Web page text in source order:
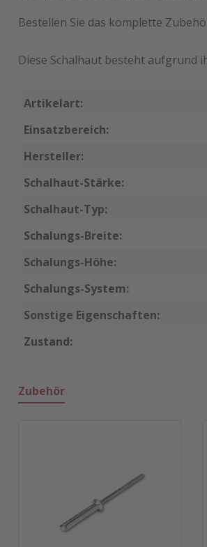
Bestellen Sie das komplette
Diese Schalhaut besteht aufgrund
Artikelart:
Einsatzbereich:
Hersteller:
Schalhaut-Stärke:
Schalhaut-Typ:
Schalungs-Breite:
Schalungs-Höhe:
Schalungs-System:
Sonstige Eigenschaften:
Zustand:
Zubehör